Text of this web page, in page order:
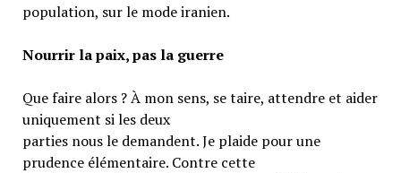
population, sur le mode iranien.
Nourrir la paix, pas la guerre
Que faire alors ? À mon sens, se taire, attendre et aider
uniquement si les deux
parties nous le demandent. Je plaide pour une
prudence élémentaire. Contre cette